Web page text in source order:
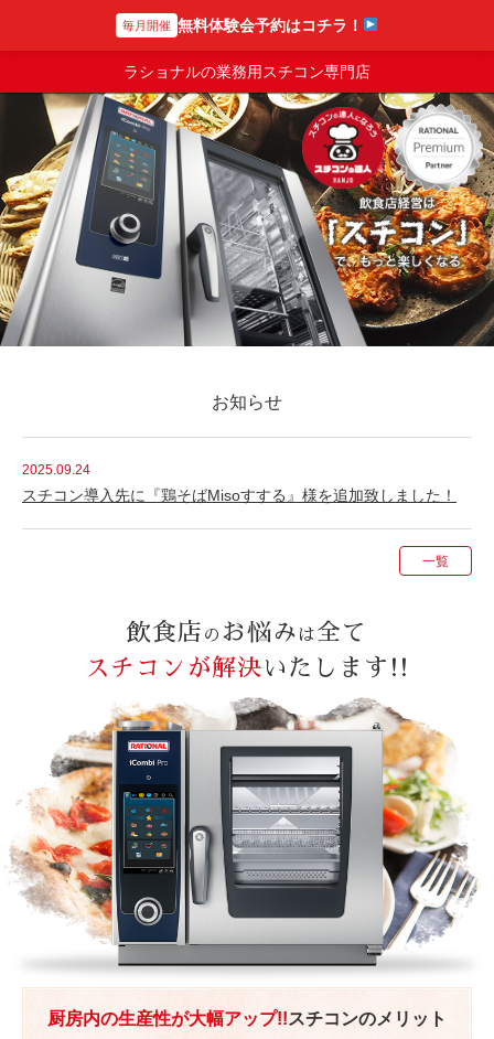
スチコンの達人
ラショナルの業務用スチコン専門店
お知らせ
2025.09.24
スチコン導入先に『鶏そばMisoすする』様を追加致しました！
一覧
飲食店 の お悩み は全て
スチコンが解決いたします!!
厨房内の生産性が大幅アップ!!スチコンのメリット
毎月開催 無料体験会予約はコチラ！